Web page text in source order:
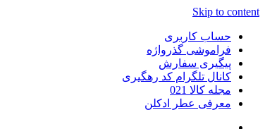
Skip to content
حساب کاربری
فراموشی گذرواژه
پیگیری سفارش
کانال تلگرام کد رهگیری
مجله کالا 021
معرفی عطر ادکلن